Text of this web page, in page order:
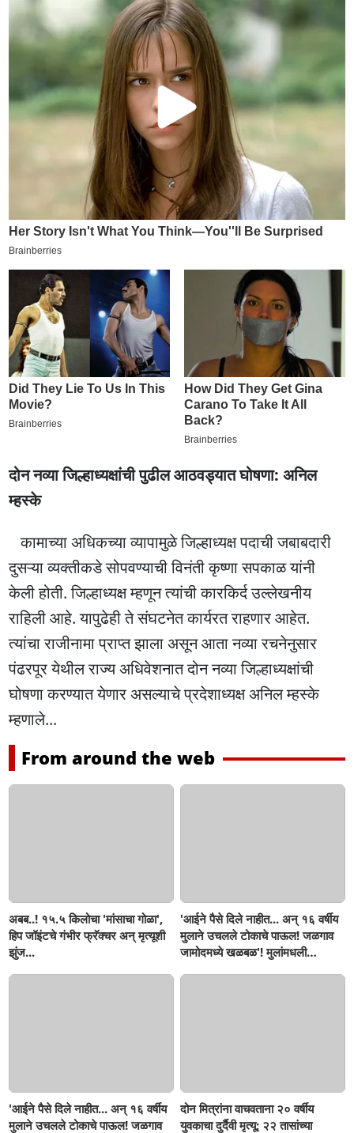
दोन नव्या जिल्हाध्यक्षांची पुढील आठवड्यात घोषणा: अनिल
म्हस्के
कामाच्या अधिकच्या व्यापामुळे जिल्हाध्यक्ष पदाची जबाबदारी
दुसऱ्या व्यक्तीकडे सोपवण्याची विनंती कृष्णा सपकाळ यांनी
केली होती. जिल्हाध्यक्ष म्हणून त्यांची कारकिर्द उल्लेखनीय
राहिली आहे. यापुढेही ते संघटनेत कार्यरत राहणार आहेत.
त्यांचा राजीनामा प्राप्त झाला असून आता नव्या रचनेनुसार
पंढरपूर येथील राज्य अधिवेशनात दोन नव्या जिल्हाध्यक्षांची
घोषणा करण्यात येणार असल्याचे प्रदेशाध्यक्ष अनिल म्हस्के
म्हणाले...
From around the web
अबब..! १५.५ किलोचा 'मांसाचा गोळा',
हिप जॉइंटचे गंभीर फ्रॅक्चर अन् मृत्यूशी
झुंज...
'आईने पैसे दिले नाहीत... अन् १६ वर्षीय
मुलाने उचलले टोकाचे पाऊल! जळगाव
जामोदमध्ये खळबळ'! मुलांमधली
'आईने पैसे दिले नाहीत... अन् १६ वर्षीय
मुलाने उचलले टोकाचे पाऊल! जळगाव
दोन मित्रांना वाचवताना २० वर्षीय
युवकाचा दुर्दैवी मृत्यू; २२ तासांच्या